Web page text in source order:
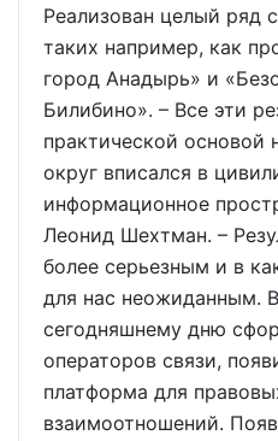
Реализован целый ряд
таких например, как
город Анадырь» и
Билибино». – Все эти
практической основой
округ вписался в
информационное
Леонид Шехтман. –
более серьезным и в
для нас неожиданным.
сегодняшнему дню
операторов связи,
платформа для
взаимоотношений.